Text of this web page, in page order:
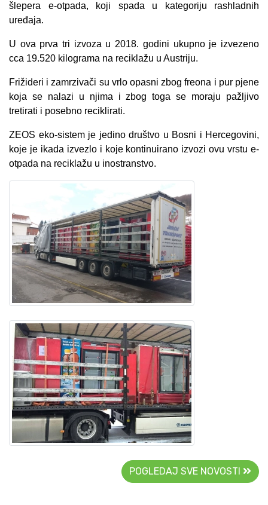
šlepera e-otpada, koji spada u kategoriju rashladnih
uređaja.
U ova prva tri izvoza u 2018. godini ukupno je izvezeno
cca 19.520 kilograma na reciklažu u Austriju.
Frižideri i zamrzivači su vrlo opasni zbog freona i pur pjene
koja se nalazi u njima i zbog toga se moraju pažljivo
tretirati i posebno reciklirati.
ZEOS eko-sistem je jedino društvo u Bosni i Hercegovini,
koje je ikada izvezlo i koje kontinuirano izvozi ovu vrstu e-
otpada na reciklažu u inostranstvo.
POGLEDAJ SVE NOVOSTI